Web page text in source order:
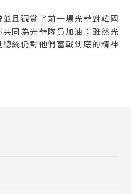
且觀賞了前一場光華對韓國
同為光華隊員加油；雖然光
統仍對他們奮戰到底的精神